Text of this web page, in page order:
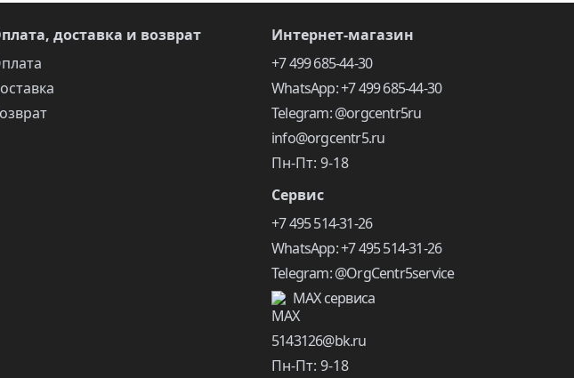
доставка и возврат
Интернет-магазин
+7 499 685-44-30
WhatsApp: +7 499 685-44-30
Telegram: @orgcentr5ru
info@orgcentr5.ru
Пн-Пт: 9-18
Сервис
+7 495 514-31-26
WhatsApp: +7 495 514-31-26
Telegram: @OrgCentr5service
MAX сервиса
5143126@bk.ru
Пн-Пт: 9-18